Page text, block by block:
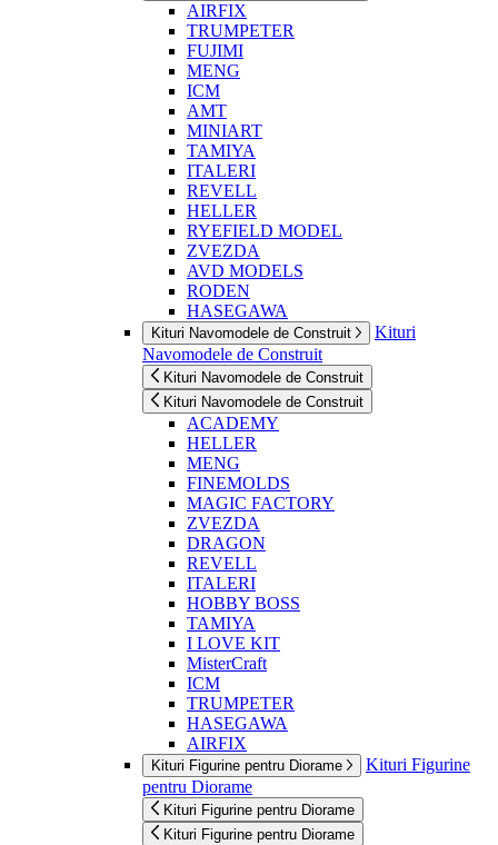
AIRFIX
TRUMPETER
FUJIMI
MENG
ICM
AMT
MINIART
TAMIYA
ITALERI
REVELL
HELLER
RYEFIELD MODEL
ZVEZDA
AVD MODELS
RODEN
HASEGAWA
Kituri Navomodele de Construit
Kituri
Navomodele de Construit
Kituri Navomodele de Construit
Kituri Navomodele de Construit
ACADEMY
HELLER
MENG
FINEMOLDS
MAGIC FACTORY
ZVEZDA
DRAGON
REVELL
ITALERI
HOBBY BOSS
TAMIYA
I LOVE KIT
MisterCraft
ICM
TRUMPETER
HASEGAWA
AIRFIX
Kituri Figurine pentru Diorame
Kituri Figurine
pentru Diorame
Kituri Figurine pentru Diorame
Kituri Figurine pentru Diorame